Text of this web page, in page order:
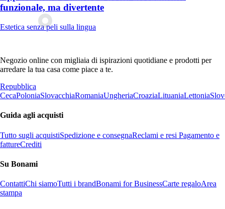
funzionale, ma divertente
Estetica senza peli sulla lingua
Negozio online con migliaia di ispirazioni quotidiane e prodotti per
arredare la tua casa come piace a te.
Repubblica
CecaPoloniaSlovacchiaRomaniaUngheriaCroaziaLituaniaLettonia
Guida agli acquisti
Tutto sugli acquistiSpedizione e consegnaReclami e resi Pagamento e
fattureCrediti
Su Bonami
ContattiChi siamoTutti i brandBonami for BusinessCarte regaloArea
stampa